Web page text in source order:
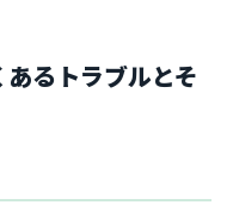
るトラブルとそ